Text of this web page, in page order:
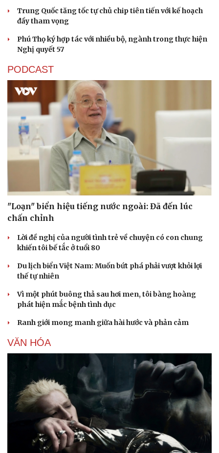
Văn hóa
Giải trí
Trung Quốc tăng tốc tự chủ chip tiên tiến với kế hoạch
đầy tham vọng
Phú Thọ ký hợp tác với nhiều bộ, ngành trong thực hiện
Nghị quyết 57
PODCAST
"Loạn" biển hiệu tiếng nước ngoài: Đã đến lúc
chấn chỉnh
Lời đề nghị của người tình trẻ về chuyện có con chung
khiến tôi bế tắc ở tuổi 80
Du lịch biển Việt Nam: Muốn bứt phá phải vượt khỏi lợi
thế tự nhiên
Vì một phút buông thả sau hơi men, tôi bàng hoàng
phát hiện mắc bệnh tình dục
Ranh giới mong manh giữa hài hước và phản cảm
VĂN HÓA